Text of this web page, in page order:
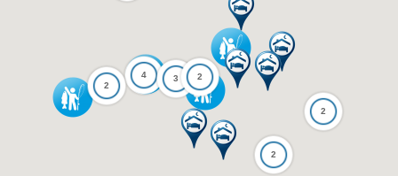
2
4 3
2
2
2